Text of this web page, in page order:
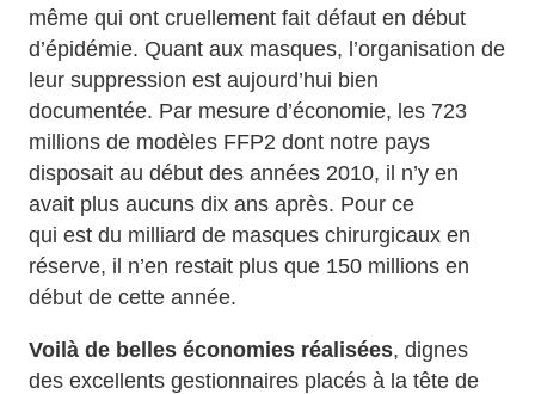
même qui ont cruellement fait défaut en début
d’épidémie. Quant aux masques, l’organisation de
leur suppression est aujourd’hui bien
documentée. Par mesure d’économie, les 723
millions de modèles FFP2 dont notre pays
disposait au début des années 2010, il n’y en
avait plus aucuns dix ans après. Pour ce
qui est du milliard de masques chirurgicaux en
réserve, il n’en restait plus que 150 millions en
début de cette année.
Voilà de belles économies réalisées, dignes
des excellents gestionnaires placés à la tête de